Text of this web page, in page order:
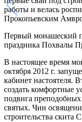
работы и велась
Прокопьевским
Первый монашеский
праздника Похвалы
В настоящее время
октября 2012 г.
кабинет настоятеля.
создать комфортные
подвига преподобных
святых. Чин
строительства скита